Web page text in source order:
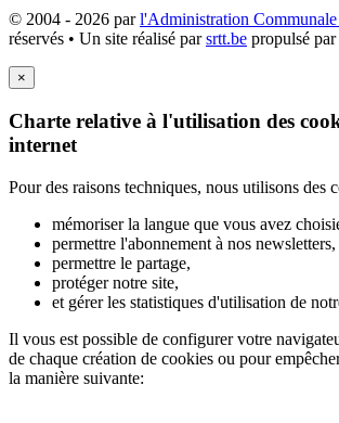
© 2004 - 2026 parl'Administration
réservés • Un site réalisé parsrtt.be propulsé par
×
Charte relative à l'utilisation des
internet
Pour des raisons techniques, nous utilisons des
mémoriser la langue que vous avez
permettre l'abonnement à nos newsletters,
permettre le partage,
protéger notre site,
et gérer les statistiques d'utilisation de
Il vous est possible de configurer votre
de chaque création de cookies ou pour
la manière suivante: